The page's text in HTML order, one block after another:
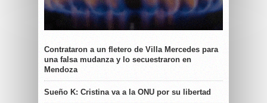
Contrataron a un fletero de Villa Mercedes para
una falsa mudanza y lo secuestraron en
Mendoza
Sueño K: Cristina va a la ONU por su libertad